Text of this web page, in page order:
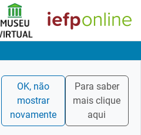
OK, não
mostrar
novamente
Para saber
mais clique
aqui